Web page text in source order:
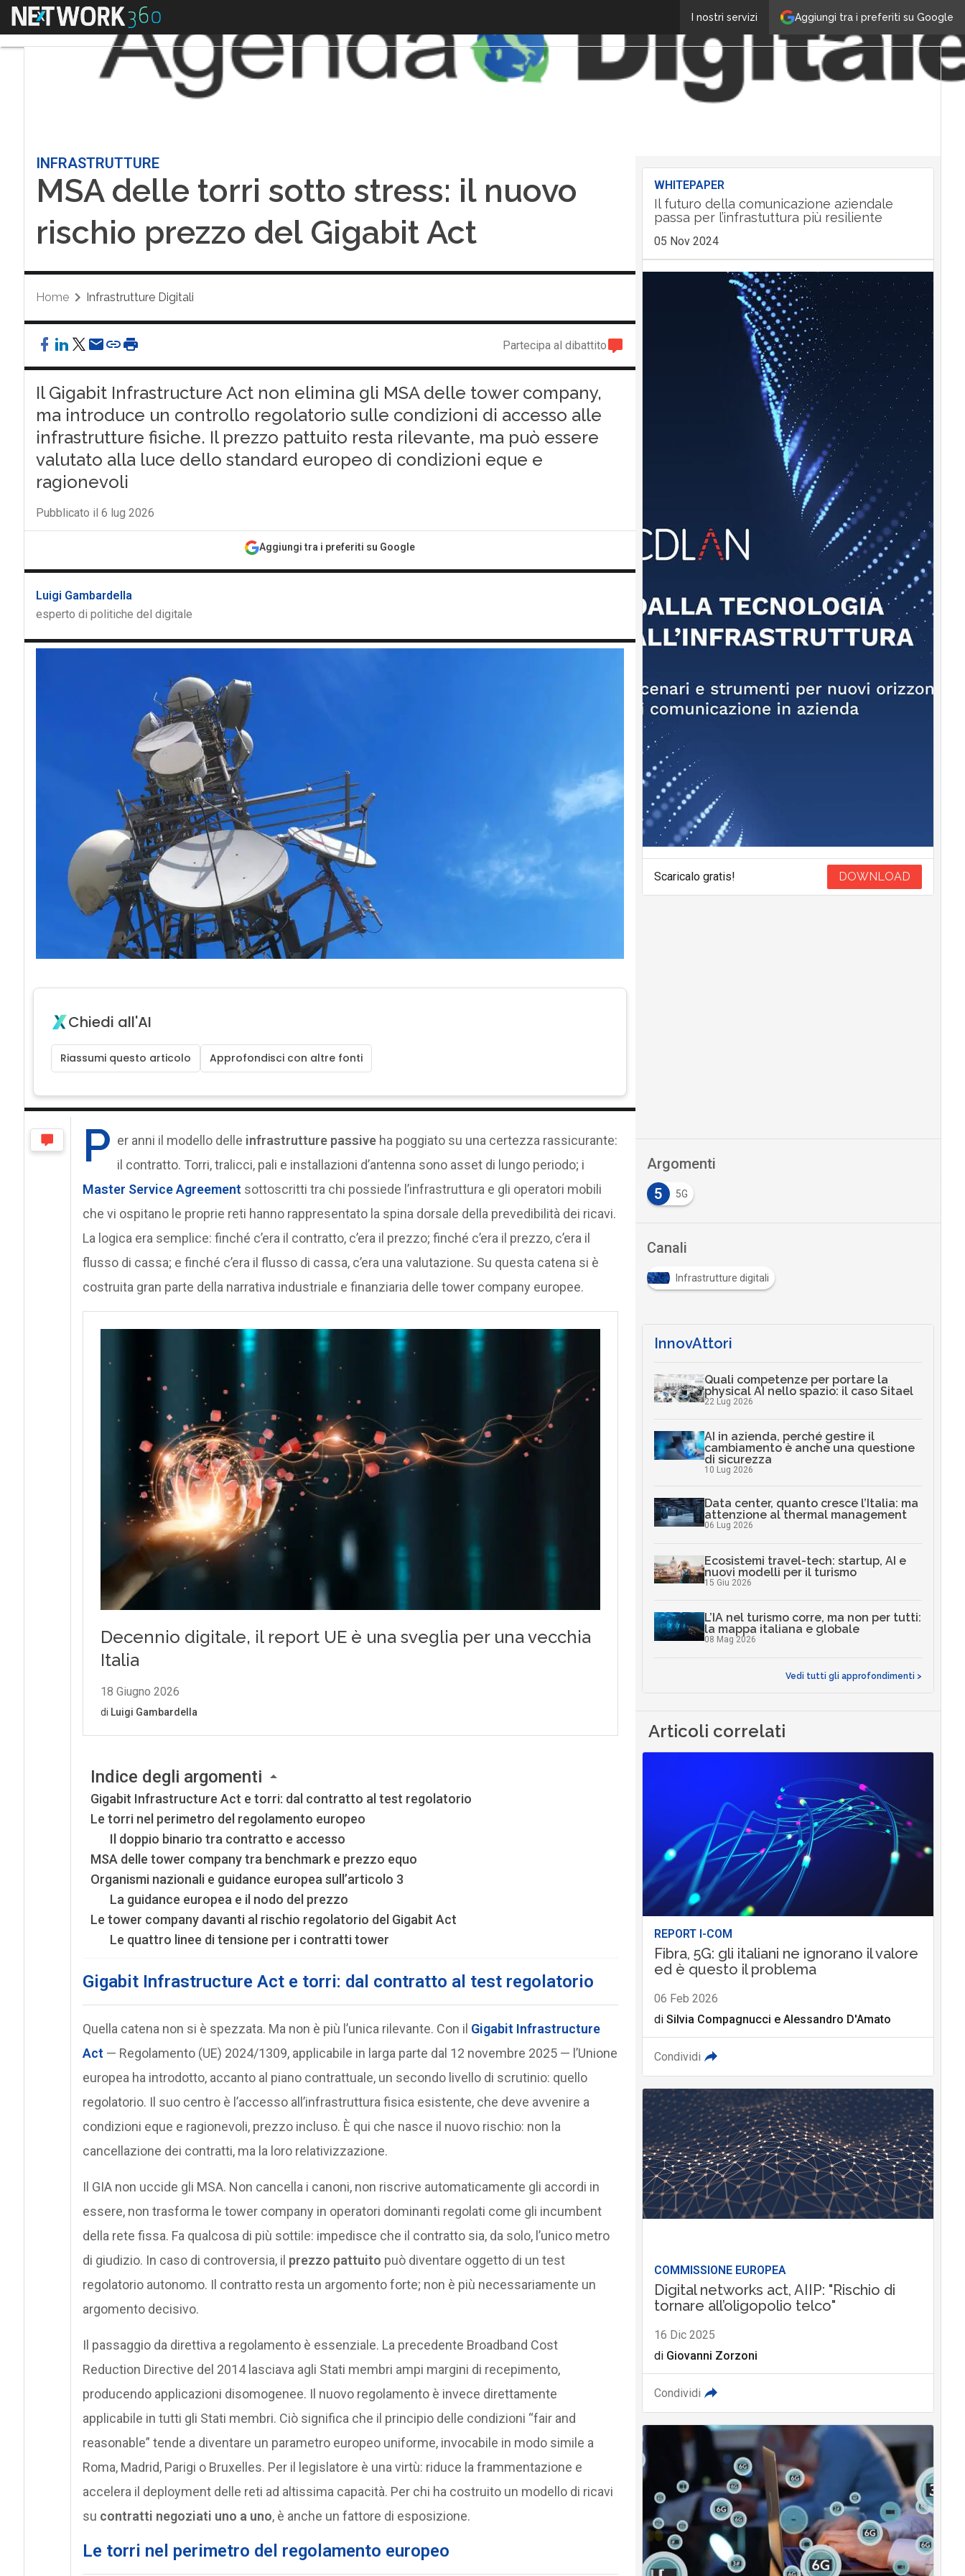
Aggiungi tra i preferiti su Google
I nostri servizi
Menu
INFRASTRUTTURE
MSA delle torri sotto stress: il nuovo
rischio prezzo del Gigabit Act
Home Infrastrutture Digitali
Partecipa al dibattito
Il Gigabit Infrastructure Act non elimina gli MSA delle tower company,
ma introduce un controllo regolatorio sulle condizioni di accesso alle
infrastrutture fisiche. Il prezzo pattuito resta rilevante, ma può essere
valutato alla luce dello standard europeo di condizioni eque e
ragionevoli
Pubblicato il 6 lug 2026
Aggiungi tra i preferiti su Google
Luigi Gambardella
esperto di politiche del digitale
Chiedi all'AI
Riassumi questo articolo Approfondisci con altre fonti
P er anni il modello delle infrastrutture passiveha poggiato su una certezza rassicurante:
il contratto. Torri, tralicci, pali e installazioni d’antenna sono asset di lungo periodo; i
Master Service Agreement sottoscritti tra chi possiede l’infrastruttura e gli operatori mobili
che vi ospitano le proprie reti hanno rappresentato la spina dorsale della prevedibilità dei ricavi.
La logica era semplice: finché c’era il contratto, c’era il prezzo; finché c’era il prezzo, c’era il
flusso di cassa; e finché c’era il flusso di cassa, c’era una valutazione. Su questa catena si è
costruita gran parte della narrativa industriale e finanziaria delle tower company europee.
Indice degli argomenti
Gigabit Infrastructure Act e torri: dal contratto al test regolatorio
Le torri nel perimetro del regolamento europeo
Il doppio binario tra contratto e accesso
MSA delle tower company tra benchmark e prezzo equo
Organismi nazionali e guidance europea sull’articolo 3
La guidance europea e il nodo del prezzo
Le tower company davanti al rischio regolatorio del Gigabit Act
Le quattro linee di tensione per i contratti tower
Gigabit Infrastructure Act e torri: dal contratto al test regolatorio
Quella catena non si è spezzata. Ma non è più l’unica rilevante. Con il Gigabit Infrastructure
Act — Regolamento (UE) 2024/1309, applicabile in larga parte dal 12 novembre 2025 — l’Unione
europea ha introdotto, accanto al piano contrattuale, un secondo livello di scrutinio: quello
regolatorio. Il suo centro è l’accesso all’infrastruttura fisica esistente, che deve avvenire a
condizioni eque e ragionevoli, prezzo incluso. È qui che nasce il nuovo rischio: non la
cancellazione dei contratti, ma la loro relativizzazione.
Il GIA non uccide gli MSA. Non cancella i canoni, non riscrive automaticamente gli accordi in
essere, non trasforma le tower company in operatori dominanti regolati come gli incumbent
della rete fissa. Fa qualcosa di più sottile: impedisce che il contratto sia, da solo, l’unico metro
di giudizio. In caso di controversia, il prezzo pattuito può diventare oggetto di un test
regolatorio autonomo. Il contratto resta un argomento forte; non è più necessariamente un
argomento decisivo.
Il passaggio da direttiva a regolamento è essenziale. La precedente Broadband Cost
Reduction Directive del 2014 lasciava agli Stati membri ampi margini di recepimento,
producendo applicazioni disomogenee. Il nuovo regolamento è invece direttamente
applicabile in tutti gli Stati membri. Ciò significa che il principio delle condizioni “fair and
reasonable” tende a diventare un parametro europeo uniforme, invocabile in modo simile a
Roma, Madrid, Parigi o Bruxelles. Per il legislatore è una virtù: riduce la frammentazione e
accelera il deployment delle reti ad altissima capacità. Per chi ha costruito un modello di ricavi
su contratti negoziati uno a uno, è anche un fattore di esposizione.
Le torri nel perimetro del regolamento europeo
WHITEPAPER
Il futuro della comunicazione aziendale
passa per l’infrastuttura più resiliente
05 Nov 2024
Scaricalo gratis! DOWNLOAD
Argomenti
5
5G
Canali
Infrastrutture digitali
InnovAttori
Quali competenze per portare la
physical AI nello spazio: il caso Sitael
22 Lug 2026
AI in azienda, perché gestire il
cambiamento è anche una questione
di sicurezza
10 Lug 2026
Data center, quanto cresce l’Italia: ma
attenzione al thermal management
06 Lug 2026
Ecosistemi travel-tech: startup, AI e
nuovi modelli per il turismo
15 Giu 2026
L’IA nel turismo corre, ma non per tutti:
la mappa italiana e globale
08 Mag 2026
Vedi tutti gli approfondimenti >
Articoli correlati
REPORT I-COM
Fibra, 5G: gli italiani ne ignorano il valore
ed è questo il problema
06 Feb 2026
di Silvia Compagnucci e Alessandro D'Amato
Condividi
COMMISSIONE EUROPEA
Digital networks act, AIIP: "Rischio di
tornare all’oligopolio telco"
16 Dic 2025
di Giovanni Zorzoni
Condividi